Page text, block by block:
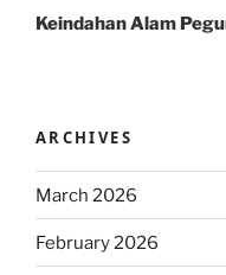
Post
Keindahan Alam
ARCHIVES
March 2026
February 2026